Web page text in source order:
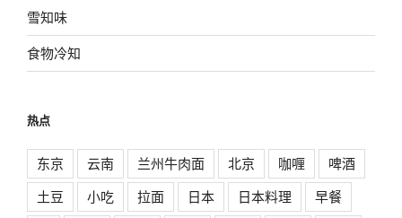
雪知味
食物冷知
热点
东京 云南 兰州牛肉面 北京 咖喱
啤酒
土豆
小吃 拉面 日本 日本料理
早餐